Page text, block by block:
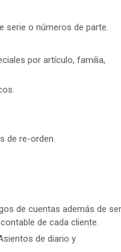
serie o números de parte.
por artículo, familia,
de re-orden.
de cuentas además de ser
de cada cliente.
de diario y